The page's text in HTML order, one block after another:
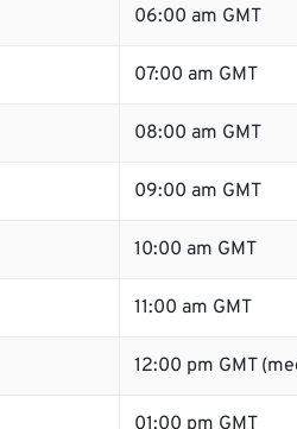
06:00 am GMT
07:00 am GMT
08:00 am GMT
09:00 am GMT
10:00 am GMT
11:00 am GMT
12:00 pm GMT
01:00 pm GMT